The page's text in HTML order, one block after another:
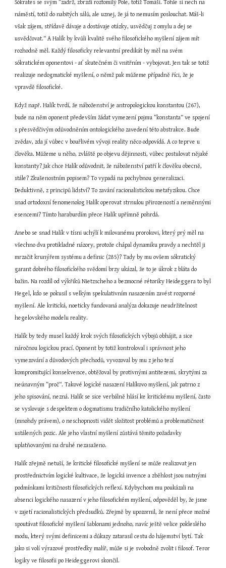
Sókrates se svým ”zadrž, zbrzdi roztomilý Pole, totiž Tomáši. Tohle si nech na
náměstí, totiž do nabitých sálů, ale uznej, že já to nemusím poslouchat. Máš-li
však zájem, střídavě dávaje a dostávaje otázky, usvědčuj z omylu a dej se
usvědčovat.“ A Halík by kvůli kvalitě svého filosofického myšlení zájem mít
rozhodně měl. Každý filosoficky relevantní predikát by měl na svém
sókratickém oponentovi - ať skutečném či vnitřním - vybojovat. Jen tak se totiž
realizuje nedogmatické myšlení, o němž pak můžeme případně říci, že je
vpravdě filosofické.
Když např. Halík tvrdí, že náboženství je antropologickou konstantou (267),
bude na něm oponent především žádat vymezení pojmu ”konstanta“ ve spojení
s přesvědčivým odůvodněním ontologického zavedení této abstrakce. Bude
zvědav, zda jí vůbec v bouřlivém vývoji reality něco odpovídá. A co teprve u
člověka. Můžeme u něho, zvláště po objevu dějinnosti, vůbec postulovat nějaké
konstanty? Jak chce Halík odůvodnit, že náboženství patří k člověku obecně,
stále? Zkušenostním popisem? To vypadá na pochybnou generalizaci.
Deduktivně, z principů lidství? To zavání racionalistickou metafyzikou. Chce
snad ortodoxní fenomenolog Halík operovat strnulou přirozeností a neměnnými
esencemi? Tímto haraburdím přece Halík upřímně pohrdá.
Anebo se snad Halík v tísni uchýlí k milovanému prorokovi, který prý měl na
všechno dva protikladné názory, protože chápal dynamiku pravdy a nechtěl ji
mrzačit krunýřem systému a definic (285)? Tady by mu ovšem sókratický
garant dobrého filosofického svědomí brzy ukázal, že to je úkrok z bláta do
bažin. Na rozdíl od výkřiků Nietzscheho a bezmocné rétoriky Heideggera to byl
Hegel, kdo se pokusil s velkým spekulativním nasazením zavést rozporné
myšlení. Ale kritická, noeticky fundovaná analýza dokazuje neudržitelnost
hegelovského modelu reality.
Halík by tedy musel každý krok svých filosofických výbojů obhájit, a sice
náročnou logickou prací. Oponent by totiž kontroloval i správnost jeho
vymezování a důvodových přechodů, vyvozoval by mu z jeho tezí
kompromitující konsekvence, obtěžoval by protivnými antitezemi, skrytými za
neúnavným ”proč“. Takové logické nasazení Halíkovo myšlení, jak patrno z
jeho spisování, nezná. Halík se sice verbálně hlásí ke kritickému myšlení, často
se vyslovuje s despektem o dogmatismu tradičního katolického myšlení
(mnohdy právem), o neschopnosti vidět složitost problémů a problematičnost
ustálených pozic. Ale jeho vlastní myšlení zůstává těmito požadavky
uplatňovanými na druhé nezasaženo.
Halík zřejmě netuší, že kritické filosofické myšlení se může realizovat jen
prostřednictvím logické kultivace, že logická invence a zběhlost jsou nutnými
podmínkami kritičnosti filosofických reflexí. Kdybychom mu poukázali na
absenci logického nasazení v jeho filosofickém myšlení, odpověděl by, že jsme
v zajetí racionalistických předsudků. Zřejmě by upozornil, že není přece možné
spoutávat filosofické myšlení šablonami jednoho, navíc ještě velice pokleslého
modu, který svými definicemi a důkazy zatarasil cestu do hájemství bytí. Tak
jako si volí výrazové prostředky malíř, může si je svobodně zvolit i filosof. Teror
logiky ve filosofii po Heideggerovi skončil.